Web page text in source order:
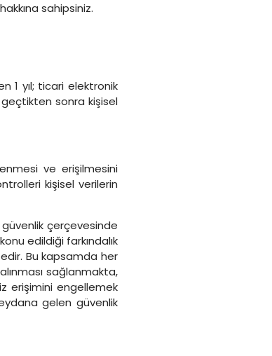
sahipsiniz.
1 yıl; ticari elektronik
sonra kişisel
ve erişilmesini
kişisel verilerin
çerçevesinde
edildiği farkındalık
Bu kapsamda her
sağlanmakta,
erişimini engellemek
gelen güvenlik